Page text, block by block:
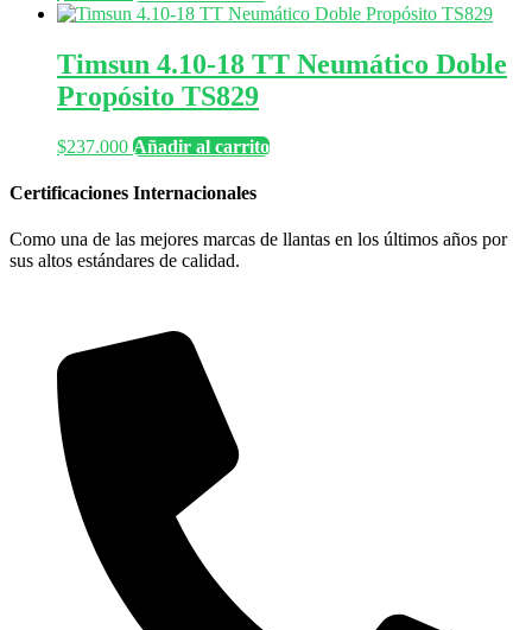
Timsun 4.10-18 TT Neumático Doble
Propósito TS829
$237.000 Añadir al carrito
Certificaciones Internacionales
Como una de las mejores marcas de llantas en los últimos años por
sus altos estándares de calidad.